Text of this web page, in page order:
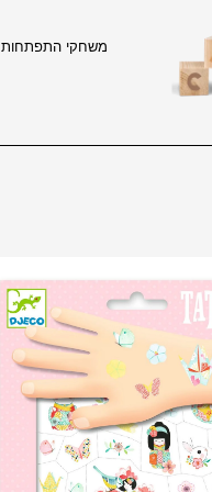
משחקי התפתחות